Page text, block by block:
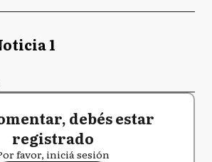
1
debés estar
registrado
favor, iniciá sesión